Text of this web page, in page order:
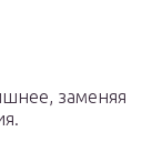
заменяя